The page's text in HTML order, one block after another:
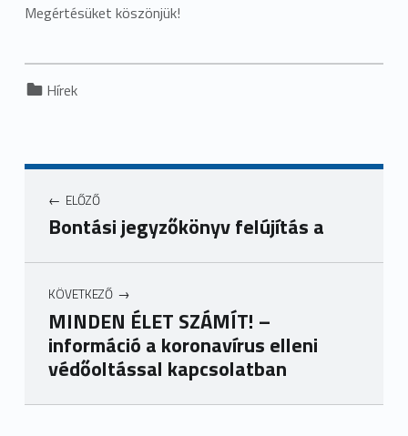
Megértésüket köszönjük!
Categorized in:
Hírek
ELŐZŐ
Bontási jegyzőkönyv felújítás a
KÖVETKEZŐ
MINDEN ÉLET SZÁMÍT! –
információ a koronavírus elleni
védőoltással kapcsolatban
Ugrás a főmenühöz